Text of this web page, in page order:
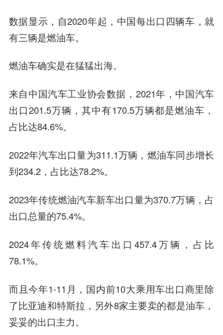
数据显示，自2020年起，中国每出口四辆车，就
有三辆是燃油车。
燃油车确实是在猛猛出海。
来自中国汽车工业协会数据，2021年，中国汽车
出口201.5万辆，其中有170.5万辆都是燃油车，
占比达84.6%。
2022年汽车出口量为311.1万辆，燃油车同步增长
到234.2，占比达78.2%。
2023年传统燃油汽车新车出口量为370.7万辆，占
出口总量的75.4%。
2024年传统燃料汽车出口457.4万辆，占比
78.1%。
而且今年1-11月，国内前10大乘用车出口商里除
了比亚迪和特斯拉，另外8家主要卖的都是油车，
妥妥的出口主力。